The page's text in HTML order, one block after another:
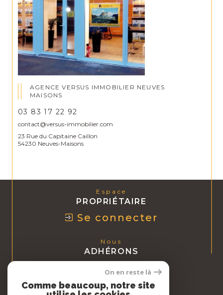
AGENCE VERSUS IMMOBILIER NEUVES
MAISONS
03 83 17 22 92
contact@versus-immobilier.com
23 Rue du Capitaine Caillon
54230 Neuves-Maisons
Espace
PROPRIÉTAIRE
Se connecter
Nous
ADHÉRONS
On en reste là
Comme beaucoup, notre site